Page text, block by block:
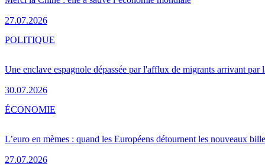
27.07.2026
Une enclave espagnole dépassée par l'afflux de migrants arrivant par
30.07.2026
POLITIQUE
L’euro en mèmes : quand les Européens détournent les nouveaux
27.07.2026
ÉCONOMIE